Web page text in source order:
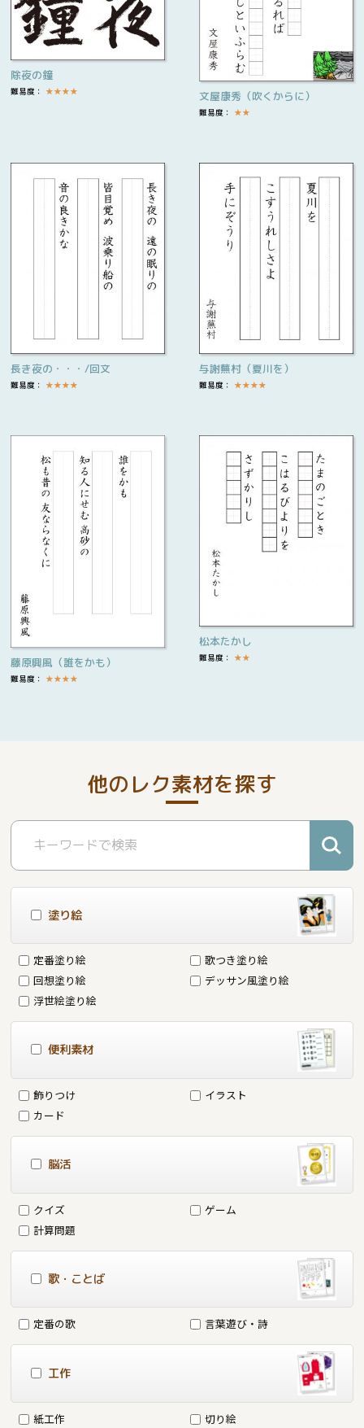
除夜の鐘
難易度： ★★★★ 文屋康秀（吹くからに）
難易度： ★★
長き夜の・・・/回文
難易度： ★★★★
与謝蕪村（夏川を）
難易度： ★★★★
藤原興風（誰をかも）
難易度： ★★★★
松本たかし
難易度： ★★
他のレク素材を探す
塗り絵
定番塗り絵
歌つき塗り絵
回想塗り絵
デッサン風塗り絵
浮世絵塗り絵
便利素材
飾りつけ
イラスト
カード
脳活
クイズ
ゲーム
計算問題
歌・ことば
定番の歌 言葉遊び・詩
工作
紙工作 切り絵